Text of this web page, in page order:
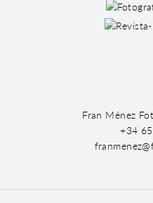
Fran Ménez
+34